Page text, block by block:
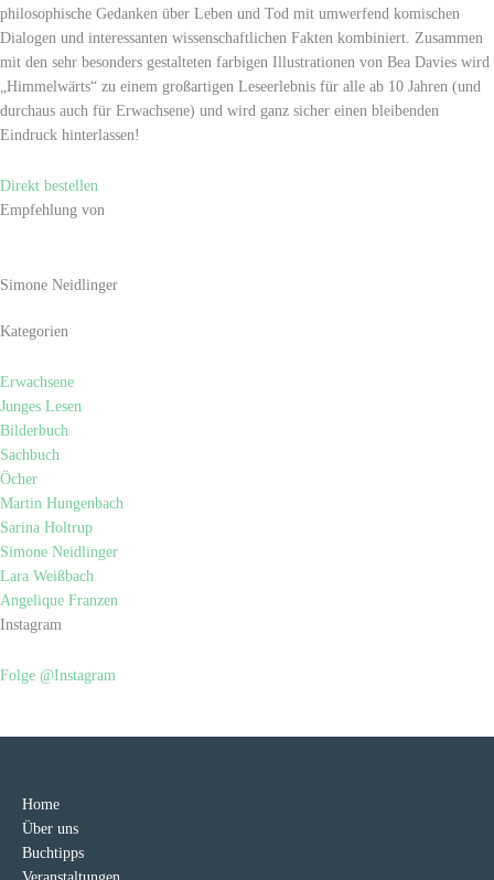
philosophische Gedanken über Leben und Tod mit umwerfend komischen
Dialogen und interessanten wissenschaftlichen Fakten kombiniert. Zusammen
mit den sehr besonders gestalteten farbigen Illustrationen von Bea Davies wird
„Himmelwärts“ zu einem großartigen Leseerlebnis für alle ab 10 Jahren (und
durchaus auch für Erwachsene) und wird ganz sicher einen bleibenden
Eindruck hinterlassen!
Direkt bestellen
Empfehlung von
Simone Neidlinger
Kategorien
Erwachsene
Junges Lesen
Bilderbuch
Sachbuch
Öcher
Martin Hungenbach
Sarina Holtrup
Simone Neidlinger
Lara Weißbach
Angelique Franzen
Instagram
Folge @Instagram
Home
Über uns
Buchtipps